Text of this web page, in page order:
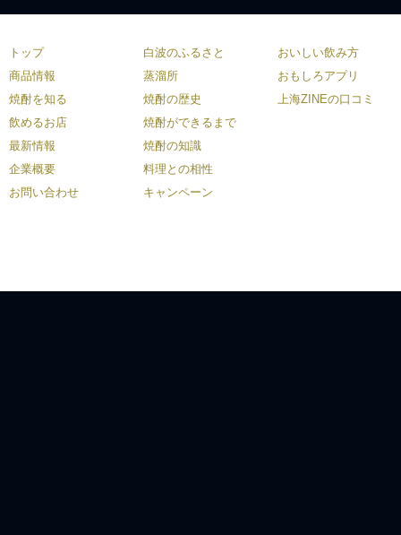
トップ
商品情報
焼酎を知る
飲めるお店
最新情報
企業概要
お問い合わせ
白波のふるさと
蒸溜所
焼酎の歴史
焼酎ができるまで
焼酎の知識
料理との相性
キャンペーン
おいしい飲み方
おもしろアプリ
上海ZINEの口コミ